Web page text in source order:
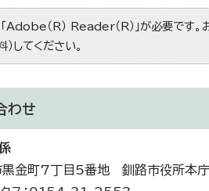
Adobe（R） Reader（R）」が必要です
してください。
わせ
金町7丁目5番地 釧路市役所本